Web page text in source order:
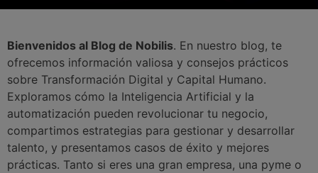
Bienvenidos al Blog de Nobilis. En nuestro blog, te
ofrecemos información valiosa y consejos prácticos
sobre Transformación Digital y Capital Humano.
Exploramos cómo la Inteligencia Artificial y la
automatización pueden revolucionar tu negocio,
compartimos estrategias para gestionar y desarrollar
talento, y presentamos casos de éxito y mejores
prácticas. Tanto si eres una gran empresa, una pyme o